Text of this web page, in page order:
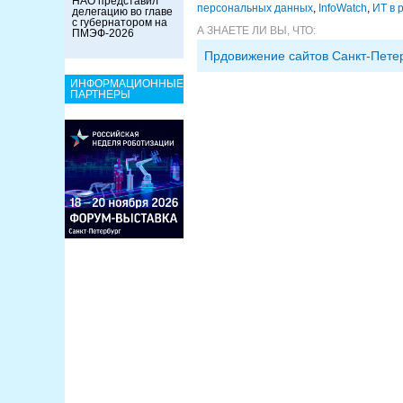
делегацию во главе
с губернатором на
ПМЭФ-2026
ИНФОРМАЦИОННЫЕ
ПАРТНЕРЫ
персональных данных, InfoWatch, ИТ в
А ЗНАЕТЕ ЛИ ВЫ, ЧТО:
Прдовижение сайтов Санкт-